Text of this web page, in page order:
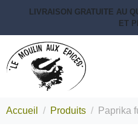
LIVRAISON GRATUITE AU
ET
Accueil Produits Paprika